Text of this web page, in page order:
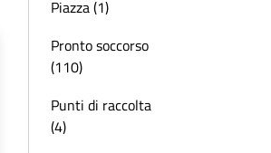
Piazza (1)
Pronto soccorso
(110)
Punti di raccolta
(4)